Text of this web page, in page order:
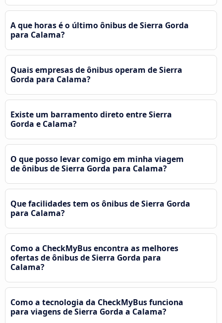
A que horas é o último ônibus de Sierra Gorda
para Calama?
Quais empresas de ônibus operam de Sierra
Gorda para Calama?
Existe um barramento direto entre Sierra
Gorda e Calama?
O que posso levar comigo em minha viagem
de ônibus de Sierra Gorda para Calama?
Que facilidades tem os ônibus de Sierra Gorda
para Calama?
Como a CheckMyBus encontra as melhores
ofertas de ônibus de Sierra Gorda para
Calama?
Como a tecnologia da CheckMyBus funciona
para viagens de Sierra Gorda a Calama?